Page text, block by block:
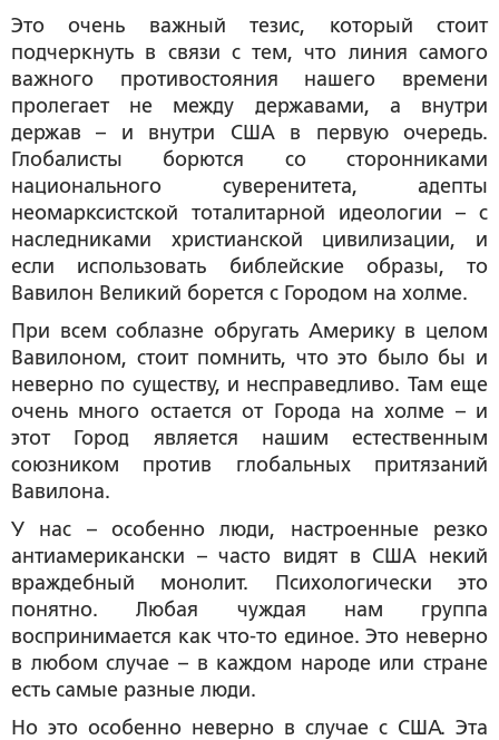
Это очень важный тезис, который стоит
подчеркнуть в связи с тем, что линия самого
важного противостояния нашего времени
пролегает не между державами, а внутри
держав – и внутри США в первую очередь.
Глобалисты борются со сторонниками
национального суверенитета, адепты
неомарксистской тоталитарной идеологии – с
наследниками христианской цивилизации, и
если использовать библейские образы, то
Вавилон Великий борется с Городом на холме.
При всем соблазне обругать Америку в целом
Вавилоном, стоит помнить, что это было бы и
неверно по существу, и несправедливо. Там еще
очень много остается от Города на холме – и
этот Город является нашим естественным
союзником против глобальных притязаний
Вавилона.
У нас – особенно люди, настроенные резко
антиамерикански – часто видят в США некий
враждебный монолит. Психологически это
понятно. Любая чуждая нам группа
воспринимается как что-то единое. Это неверно
в любом случае – в каждом народе или стране
есть самые разные люди.
Но это особенно неверно в случае с США. Эта